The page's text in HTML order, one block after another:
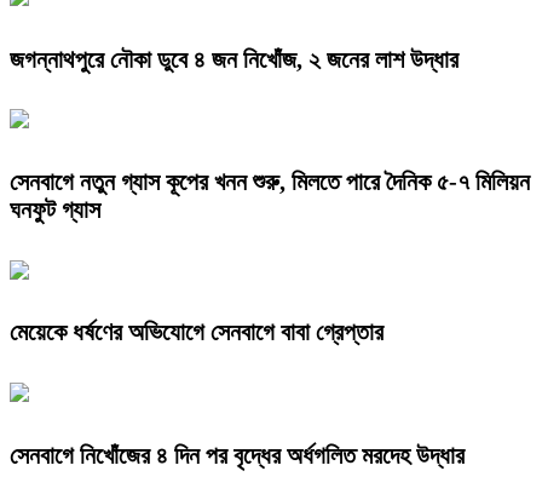
জগন্নাথপুরে নৌকা ডুবে ৪ জন নিখোঁজ, ২ জনের লাশ উদ্ধার
সেনবাগে নতুন গ্যাস কূপের খনন শুরু, মিলতে পারে দৈনিক ৫-৭ মিলিয়ন
ঘনফুট গ্যাস
মেয়েকে ধর্ষণের অভিযোগে সেনবাগে বাবা গ্রেপ্তার
সেনবাগে নিখোঁজের ৪ দিন পর বৃদ্ধের অর্ধগলিত মরদেহ উদ্ধার